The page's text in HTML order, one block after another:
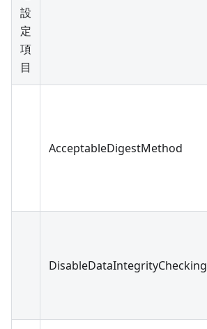
設
定
項
目
AcceptableDigestMethod
DisableDataIntegrityChecking